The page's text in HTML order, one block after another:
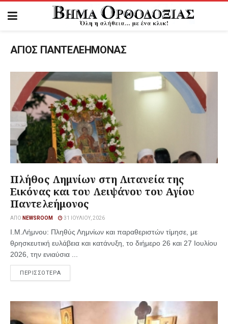
ΑΓΙΟΣ ΠΑΝΤΕΛΕΗΜΟΝΑΣ
Πλήθος Λημνίων στη Λιτανεία της
Εικόνας και του Λειψάνου του Αγίου
Παντελεήμονος
ΑΠΌ NEWSROOM 31 ΙΟΥΛΊΟΥ, 2026
Ι.Μ.Λήμνου: Πληθύς Λημνίων και παραθεριστών τίμησε, με
θρησκευτική ευλάβεια και κατάνυξη, το διήμερο 26 και 27 Ιουλίου
2026, την ενιαύσια ...
ΠΕΡΙΣΣΟΤΕΡΑ